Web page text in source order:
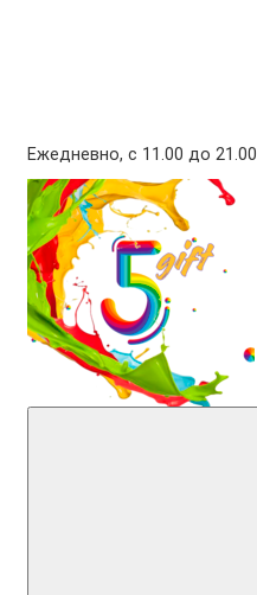
Ежедневно, с 11.00 до 21.00